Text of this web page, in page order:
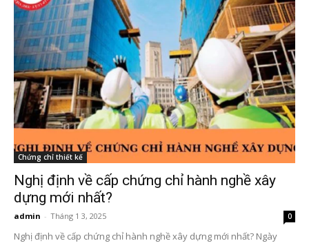
Chứng chỉ thiết kế
Nghị định về cấp chứng chỉ hành nghề xây
dựng mới nhất?
admin - Tháng 1 3, 2025 0
Nghị định về cấp chứng chỉ hành nghề xây dựng mới nhất? Ngày